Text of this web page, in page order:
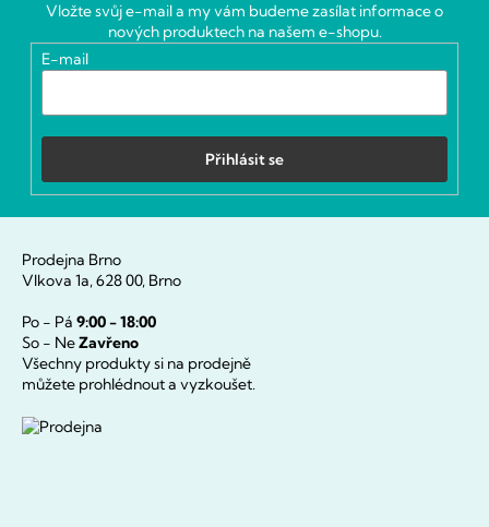
Vložte svůj e-mail a my vám budeme zasílat informace o
nových produktech na našem e-shopu.
E-mail
Přihlásit se
Prodejna Brno
Vlkova 1a, 628 00, Brno
Po - Pá 9:00 - 18:00
So - NeZavřeno
Všechny produkty si na prodejně
můžete prohlédnout a vyzkoušet.